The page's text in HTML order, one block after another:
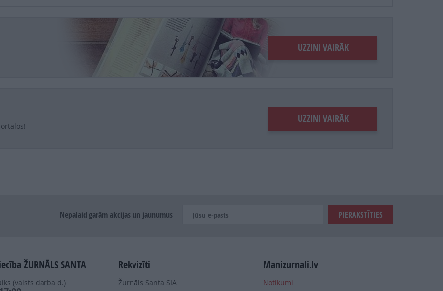
UZZINI VAIRĀK
UZZINI VAIRĀK
Nepalaid garām akcijas un jaunumus
ŽURNĀLS SANTA
(valsts darba d.)
Rekvizīti
Žurnāls Santa SIA
Manizurnali.lv
Notikumi